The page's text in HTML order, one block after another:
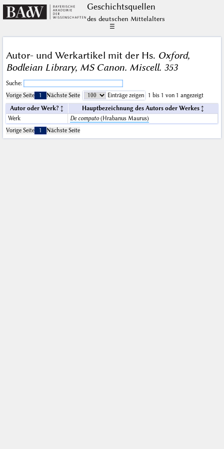
Geschichts­quellen
des deutschen Mittelalters
☰
Autor- und Werkartikel mit der Hs. Oxford,
Bodleian Library, MS Canon. Miscell. 353
Suche:
Vorige Seite
1 Nächste Seite Einträge zeigen
1 bis 1 von 1 angezeigt
Autor oder Werk?
Hauptbezeichnung des Autors oder Werkes
Werk
De computo(Hrabanus Maurus)
Vorige Seite
1 Nächste Seite